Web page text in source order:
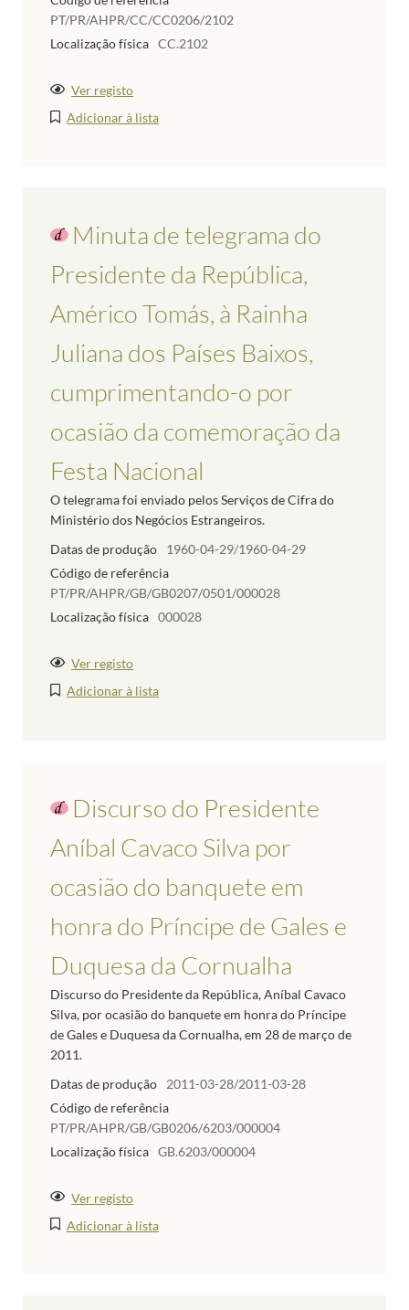
PT/PR/AHPR/CC/CC0206/2102
Localização física CC.2102
Ver registo
Adicionar à lista
Minuta de telegrama do
Presidente da República,
Américo Tomás, à Rainha
Juliana dos Países Baixos,
cumprimentando-o por
ocasião da comemoração da
Festa Nacional
O telegrama foi enviado pelos Serviços de Cifra do
Ministério dos Negócios Estrangeiros.
Datas de produção
1960-04-29/1960-04-29
Código de referência
PT/PR/AHPR/GB/GB0207/0501/000028
Localização física 000028
Ver registo
Adicionar à lista
Discurso do Presidente
Aníbal Cavaco Silva por
ocasião do banquete em
honra do Príncipe de Gales e
Duquesa da Cornualha
Discurso do Presidente da República, Aníbal Cavaco
Silva, por ocasião do banquete em honra do Príncipe
de Gales e Duquesa da Cornualha, em 28 de março de
2011.
Datas de produção
2011-03-28/2011-03-28
Código de referência
PT/PR/AHPR/GB/GB0206/6203/000004
Localização física GB.6203/000004
Ver registo
Adicionar à lista